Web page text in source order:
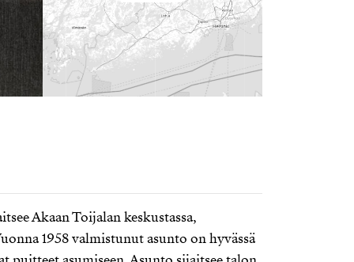
Akaan Toijalan keskustassa,
1958 valmistunut asunto on hyvässä